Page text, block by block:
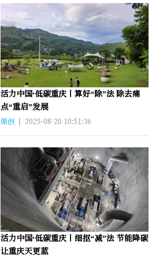
活力中国·低碳重庆丨算好“除”法 除去痛
点“重启”发展
原创 | 2025-08-20 10:51:36
活力中国·低碳重庆丨细抠“减”法 节能降碳
让重庆天更蓝